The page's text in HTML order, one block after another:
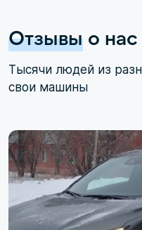
Отзывы о нас
Тысячи людей из
свои машины